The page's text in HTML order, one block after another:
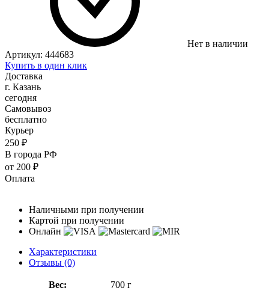
Нет в наличии
Артикул: 444683
Купить в один клик
Доставка
г. Казань
сегодня
Самовывоз
бесплатно
Курьер
250 ₽
В города РФ
от 200 ₽
Оплата
Наличными при получении
Картой при получении
Онлайн
Характеристики
Отзывы (0)
Вес:
700 г